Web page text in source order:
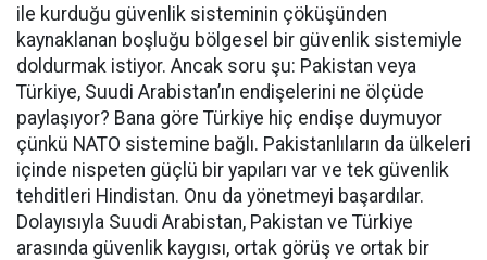
ile kurduğu güvenlik sisteminin çöküşünden
kaynaklanan boşluğu bölgesel bir güvenlik sistemiyle
doldurmak istiyor. Ancak soru şu: Pakistan veya
Türkiye, Suudi Arabistan’ın endişelerini ne ölçüde
paylaşıyor? Bana göre Türkiye hiç endişe duymuyor
çünkü NATO sistemine bağlı. Pakistanlıların da ülkeleri
içinde nispeten güçlü bir yapıları var ve tek güvenlik
tehditleri Hindistan. Onu da yönetmeyi başardılar.
Dolayısıyla Suudi Arabistan, Pakistan ve Türkiye
arasında güvenlik kaygısı, ortak görüş ve ortak bir